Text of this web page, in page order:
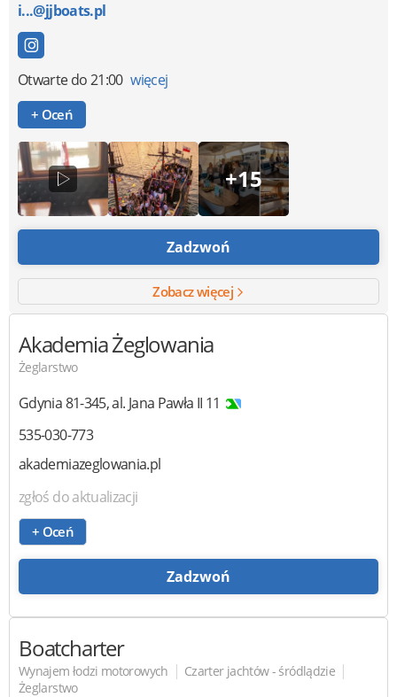
i...@jjboats.pl
Otwartedo 21:00 więcej
+ Oceń
+15
Zadzwoń
Zobacz więcej
Akademia Żeglowania
Żeglarstwo
Gdynia81-345,al. Jana Pawła II 11
535-030-773
akademiazeglowania.pl
zgłoś do aktualizacji
+ Oceń
Zadzwoń
Boatcharter
Wynajem łodzi motorowych | Czarter jachtów - śródlądzie |
Żeglarstwo